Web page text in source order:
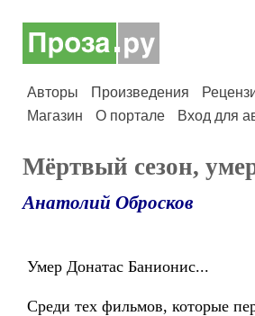
Авторы Произведения
Магазин
О портале Вход для
Мёртвый сезон,
Анатолий Обросков
Умер Донатас Банионис...
Среди тех фильмов, которые